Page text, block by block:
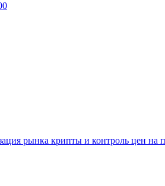
рынка крипты и контроль цен на